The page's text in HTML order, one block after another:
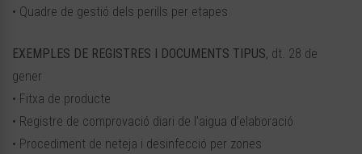
• Quadre de gestió dels perills per etapes
EXEMPLES DE REGISTRES I DOCUMENTS TIPUS, dt. 28 de
gener
• Fitxa de producte
• Registre de comprovació diari de l’aigua d’elaboració
• Procediment de neteja i desinfecció per zones